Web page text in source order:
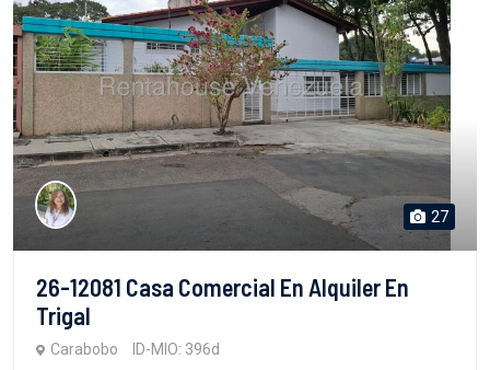
27
26-12081 Casa Comercial En Alquiler En
Trigal
Carabobo ID-MIO: 396d